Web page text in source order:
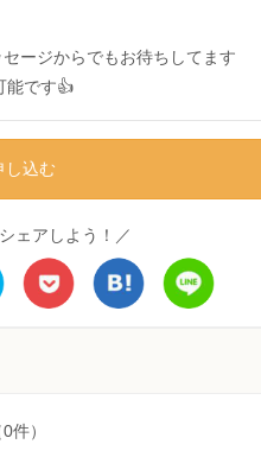
ージからでもお待ちしてます
能です👍
し込む
ェアしよう！／
0件）